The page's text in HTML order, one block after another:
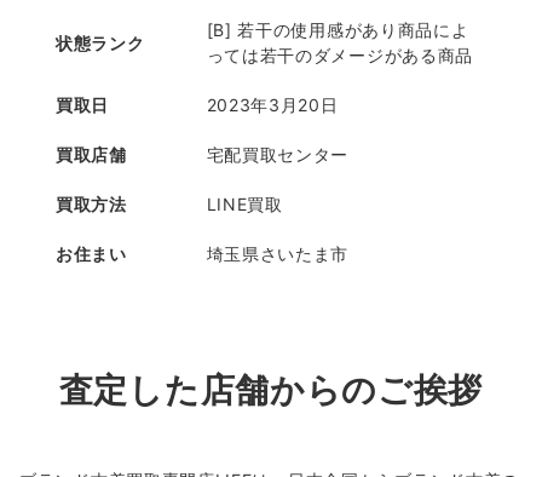
状態ランク
[B] 若干の使用感があり商品によ
っては若干のダメージがある商品
買取日 2023年3月20日
買取店舗 宅配買取センター
買取方法 LINE買取
お住まい 埼玉県さいたま市
査定した店舗からのご挨拶